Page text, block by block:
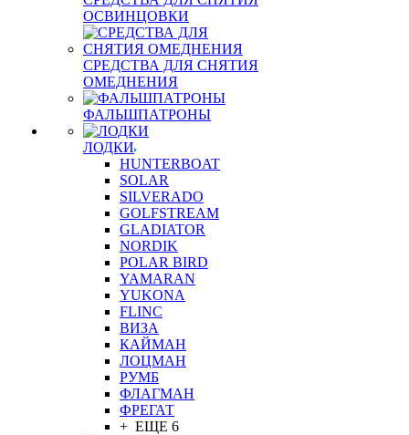
ОСВИНЦОВКИ
СРЕДСТВА ДЛЯ СНЯТИЯ
ОМЕДНЕНИЯ
ФАЛЬШПАТРОНЫ
ЛОДКИ
HUNTERBOAT
SOLAR
SILVERADO
GOLFSTREAM
GLADIATOR
NORDIK
POLAR BIRD
YAMARAN
YUKONA
FLINC
ВИЗА
КАЙМАН
ЛОЦМАН
РУМБ
ФЛАГМАН
ФРЕГАТ
+ ЕЩЕ 6